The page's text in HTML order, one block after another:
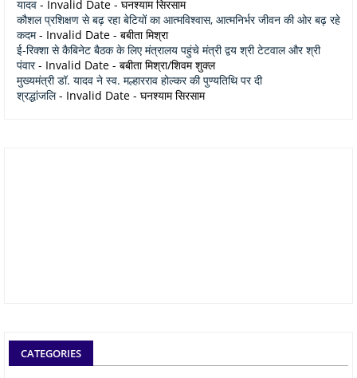
यादव - Invalid Date - घनश्याम सिरसाम
कौशल प्रशिक्षण से बढ़ रहा बेटियों का आत्मविश्वास, आत्मनिर्भर जीवन की ओर बढ़ रहे
कदम- Invalid Date - बबीता मिश्रा
ई-रिक्शा से कैबिनेट बैठक के लिए मंत्रालय पहुंचे मंत्री द्वय श्री टेटवाल और श्री
पंवार- Invalid Date - बबीता मिश्रा/शिवम शुक्ल
मुख्यमंत्री डॉ. यादव ने स्व. मल्हारराव होल्कर की पुण्यतिथि पर दी
श्रद्धांजलि- Invalid Date - घनश्याम सिरसाम
CATEGORIES